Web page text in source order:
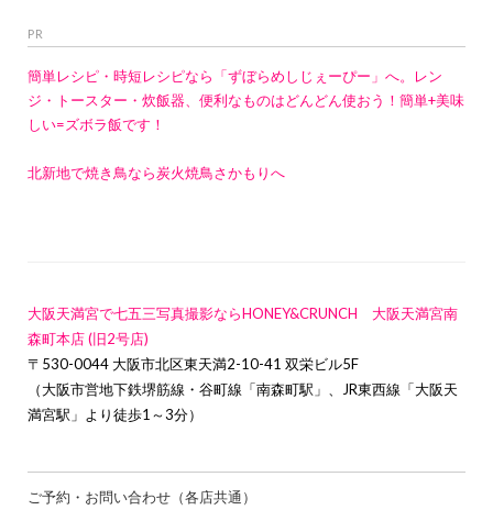
PR
簡単レシピ・時短レシピなら「ずぼらめしじぇーぴー」へ。レン
ジ・トースター・炊飯器、便利なものはどんどん使おう！簡単+美味
しい=ズボラ飯です！
北新地で焼き鳥なら炭火焼鳥さかもりへ
大阪天満宮で七五三写真撮影ならHONEY&CRUNCH 大阪天満宮南
森町本店 (旧2号店)
〒530-0044 大阪市北区東天満2-10-41 双栄ビル5F
（大阪市営地下鉄堺筋線・谷町線「南森町駅」、JR東西線「大阪天
満宮駅」より徒歩1～3分）
ご予約・お問い合わせ（各店共通）